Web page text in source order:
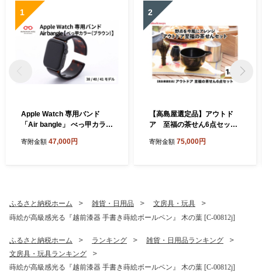
1
Apple Watch 専用バンド
「Air bangle」 べっ甲カラー
デル）[E-03413] / 日本製 お
寄附金額 47,000円
2
【高島屋選定品】アウトド
ア 至福の茶せん6点セッ
ん くせ直し 片口 茶こし缶 茶
寄附金額 75,000円
ふるさと納税ホーム 雑貨・日用品
文房具・玩具
蒔絵が高級感光る『越前漆器 手書き蒔絵ボールペン』 木の葉 [C-00812j]
ふるさと納税ホーム ランキング
雑貨・日用品ランキング
文房具・玩具ランキング
蒔絵が高級感光る『越前漆器 手書き蒔絵ボールペン』 木の葉 [C-00812j]